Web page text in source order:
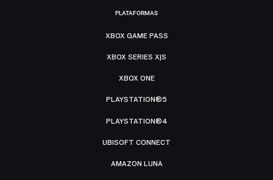
PLATAFORMAS
XBOX GAME PASS
XBOX SERIES X|S
XBOX ONE
PLAYSTATION®5
PLAYSTATION®4
UBISOFT CONNECT
AMAZON LUNA